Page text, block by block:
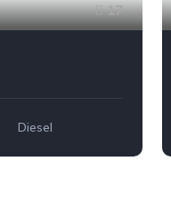
17
Diesel